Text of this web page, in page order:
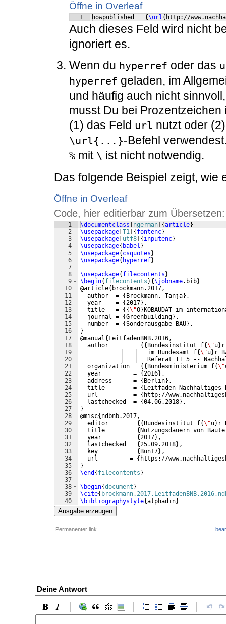
Öffne in Overleaf
1 howpublished = {\url{ http://
Auch dieses Feld wird nicht
ignoriert es.
Wenn du hyperref oder das
hyperref geladen, im
und häufig auch nicht
musst Du bei
(1) das Feld url nutzt oder
\url{...}-Befehl
% mit \ ist nicht notwendig.
Das folgende Beispiel zeigt, wie
Öffne in Overleaf
Code, hier editierbar zum Übersetzen:
1
2
3
4
5
6
7
8
9
10
11
12
13
14
15
16
17
18
19
20
21
22
23
24
25
26
27
28
29
30
31
32
33
34
35
36
37
38
39
40
41
\documentclass ngerman {article}
\usepackage T1 { fontenc}
\usepackage utf8 { inputenc}
\usepackage{ babel }
\usepackage{ csquotes }
\usepackage{ hyperref}
\usepackage{ filecontents }
\begin{ filecontents }{\jobname.bib}
@article{ brockmann.2017,
  author  =
{ Brockmann, Tanja} ,
  year    =
{2017} ,
  title   =
{{\"O} KOBAUDAT im
  journal =
{Greenbuilding} ,
  number  =
{Sonderausgabe BAU} ,
}
@manual{ LeitfadenBNB.2016,
  author       =
{{ Bundesinstitut f{\"u} r
   im Bundesamt f
{\"u} r
Referat II 5 --
  organization =
{{ Bundesministerium f{\"
  year         =
{2016} ,
  address      =
{ Berlin} ,
  title        =
{ Leitfaden Nachhaltiges
  url          =
{ http://
  lastchecked  =
{04.06.2018} ,
}
@misc{ ndbnb.2017,
  editor      =
{{ Bundesinstitut f{\"u} r
  title       =
{ Nutzungsdauern von
  year        =
{2017} ,
  lastchecked =
{25.09.2018} ,
  key         =
{ Bun17} ,
  url         =
{ https://
}
\end { filecontents }
\begin{document }
\cite{
\bibliographystyle{alphadin}
\bibliography
Ausgabe erzeugen
Permanenter link
Deine Antwort